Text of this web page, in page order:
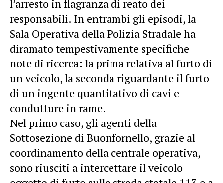
l’arresto in flagranza di reato dei
responsabili. In entrambi gli episodi, la
Sala Operativa della Polizia Stradale ha
diramato tempestivamente specifiche
note di ricerca: la prima relativa al furto di
un veicolo, la seconda riguardante il furto
di un ingente quantitativo di cavi e
condutture in rame.
Nel primo caso, gli agenti della
Sottosezione di Buonfornello, grazie al
coordinamento della centrale operativa,
sono riusciti a intercettare il veicolo